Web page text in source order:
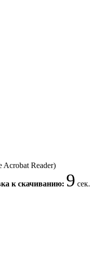
Acrobat Reader)
к скачиванию: 9 сек.